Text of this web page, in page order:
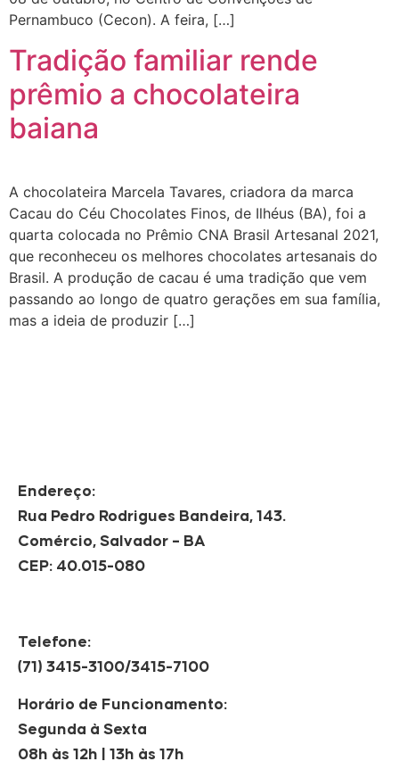
Pernambuco (Cecon). A feira, […]
Tradição familiar rende
prêmio a chocolateira
baiana
A chocolateira Marcela Tavares, criadora da marca
Cacau do Céu Chocolates Finos, de Ilhéus (BA), foi a
quarta colocada no Prêmio CNA Brasil Artesanal 2021,
que reconheceu os melhores chocolates artesanais do
Brasil. A produção de cacau é uma tradição que vem
passando ao longo de quatro gerações em sua família,
mas a ideia de produzir […]
Endereço:
Rua Pedro Rodrigues Bandeira, 143.
Comércio, Salvador – BA
CEP: 40.015-080
Telefone:
(71) 3415-3100/3415-7100
Horário de Funcionamento:
Segunda à Sexta
08h às 12h | 13h às 17h